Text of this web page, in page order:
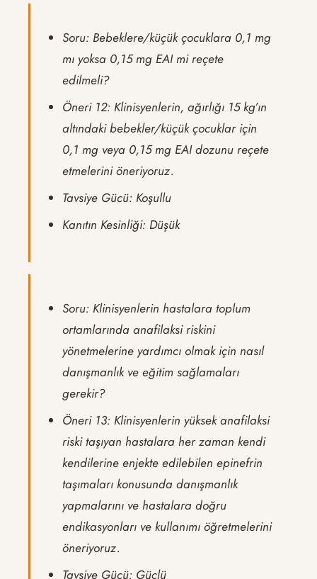
Soru: Bebeklere/küçük çocuklara 0,1 mg
mı yoksa 0,15 mg EAI mi reçete
edilmeli?
Öneri 12: Klinisyenlerin, ağırlığı 15 kg’ın
altındaki bebekler/küçük çocuklar için
0,1 mg veya 0,15 mg EAI dozunu reçete
etmelerini öneriyoruz.
Tavsiye Gücü: Koşullu
Kanıtın Kesinliği: Düşük
Soru: Klinisyenlerin hastalara toplum
ortamlarında anafilaksi riskini
yönetmelerine yardımcı olmak için nasıl
danışmanlık ve eğitim sağlamaları
gerekir?
Öneri 13: Klinisyenlerin yüksek anafilaksi
riski taşıyan hastalara her zaman kendi
kendilerine enjekte edilebilen epinefrin
taşımaları konusunda danışmanlık
yapmalarını ve hastalara doğru
endikasyonları ve kullanımı öğretmelerini
öneriyoruz.
Tavsiye Gücü: Güçlü